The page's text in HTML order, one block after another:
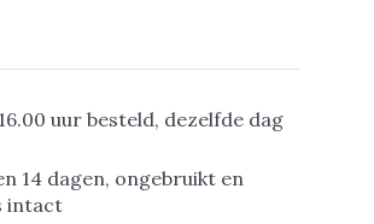
uur besteld, dezelfde dag
14 dagen, ongebruikt en
intact